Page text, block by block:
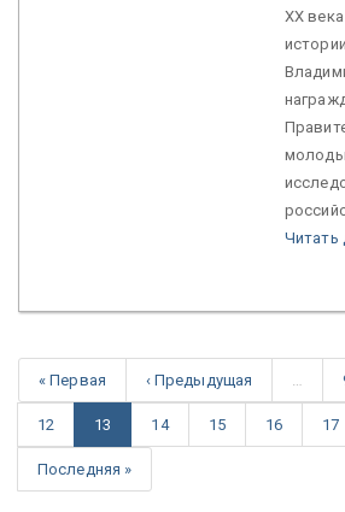
ХХ
Читать
« Первая ‹ Предыдущая
12 13 14 15 16 17
Последняя »